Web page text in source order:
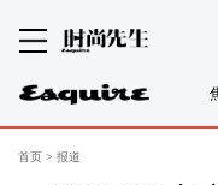
首页 > 报道